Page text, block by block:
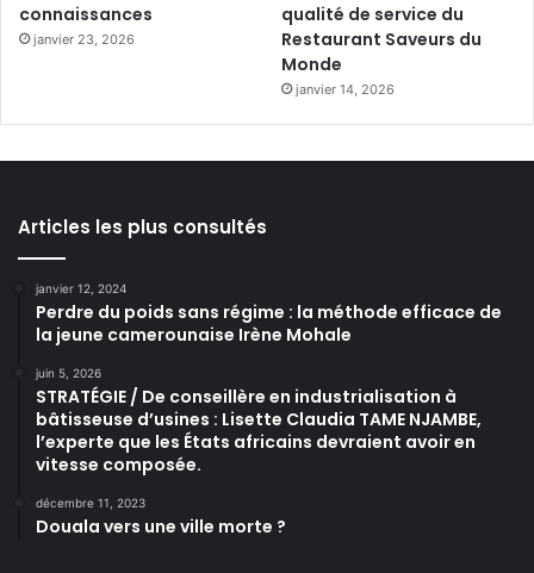
connaissances
janvier 23, 2026
qualité de service du
Restaurant Saveurs du
Monde
janvier 14, 2026
Articles les plus consultés
janvier 12, 2024
Perdre du poids sans régime : la méthode efficace de
la jeune camerounaise Irène Mohale
juin 5, 2026
STRATÉGIE / De conseillère en industrialisation à
bâtisseuse d’usines : Lisette Claudia TAME NJAMBE,
l’experte que les États africains devraient avoir en
vitesse composée.
décembre 11, 2023
Douala vers une ville morte ?